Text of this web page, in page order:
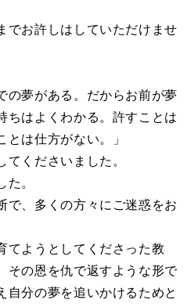
でお許しはしていただけませ
の夢がある。だからお前が夢
ちはよくわかる。許すことは
とは仕方がない。」
てくださいました。
た。
で、多くの方々にご迷惑をお
てようとしてくださった教
その恩を仇で返すような形で
自分の夢を追いかけるためと